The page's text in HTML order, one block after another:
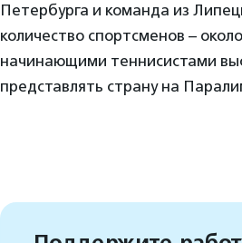
Петербурга и команда из
количество спортсменов –
начинающими теннисистами
представлять страну на